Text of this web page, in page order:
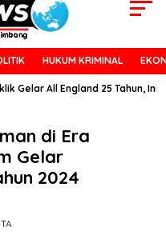
HUKUM KRIMINAL
All England 25 Tahun, Ini Saran
di Era
Gelar
2024